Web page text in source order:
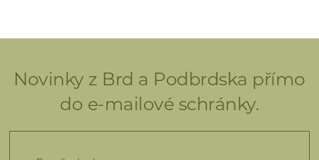
Novinky z Brd a Podbrdska přímo
do e-mailové schránky.